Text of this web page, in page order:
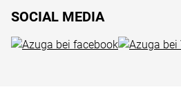
SOCIAL MEDIA